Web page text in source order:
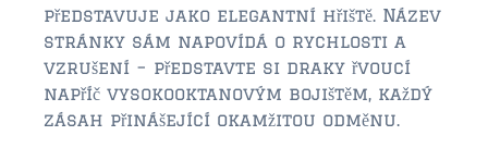
$350,000=$500,000
$500,000 -$750.000
$750,000 – $1,000,000
představuje jako elegantní hřiště. Název
stránky sám napovídá o rychlosti a
vzrušení – představte si draky řvoucí
napříč vysokooktanovým bojištěm, každý
zásah přinášející okamžitou odměnu.